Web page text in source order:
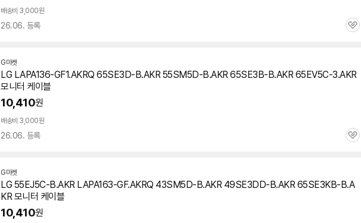
배송비 3,000원
26.06. 등록
관
G마켓
LG LAPA136-GF1.AKRQ 65SE3D-B.AKR 55SM5D-B.AKR 65SE3B-B.AKR 65EV5C-3.AKR
모니터 케이블
10,410원
배송비 3,000원
26.06. 등록
관
G마켓
LG 55EJ5C-B.AKR LAPA163-GF.AKRQ 43SM5D-B.AKR 49SE3DD-B.AKR 65SE3KB-B.A
KR 모니터 케이블
10,410원